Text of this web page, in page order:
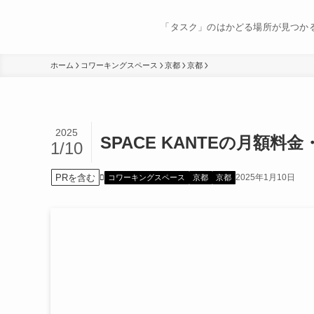
「タスク」のはかどる場所が見つか
ホーム コワーキングスペース 京都 京都
SPACE KANTEの月額料金
2025
1/10
PRを含む コワーキングスペース 京都 京都 2025年1月10日